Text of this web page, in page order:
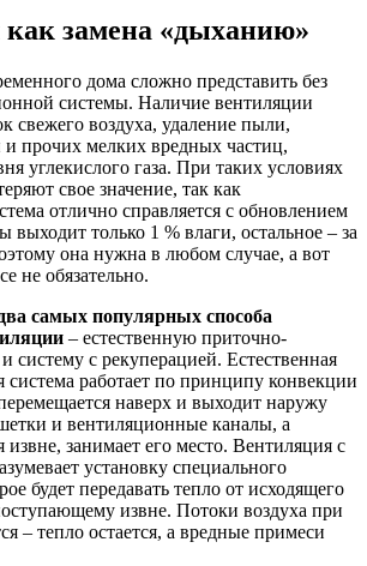
замена «дыханию»
дома сложно представить без
системы. Наличие вентиляции
свежего воздуха, удаление пыли,
и прочих мелких вредных частиц,
углекислого газа. При таких условиях
свое значение, так как
отлично справляется с обновлением
выходит только 1 % влаги, остальное – за
она нужна в любом случае, а вот
не обязательно.
самых популярных способа
– естественную приточно-
систему с рекуперацией. Естественная
работает по принципу конвекции
наверх и выходит наружу
и вентиляционные каналы, а
занимает его место. Вентиляция с
установку специального
будет передавать тепло от исходящего
извне. Потоки воздуха при
– тепло остается, а вредные примеси